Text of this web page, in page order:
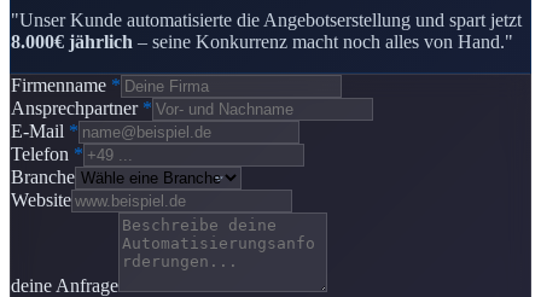
"Unser Kunde automatisierte die Angebotserstellung und spart jetzt
8.000€ jährlich – seine Konkurrenz macht noch alles von Hand."
Firmenname *
Ansprechpartner *
E-Mail *
Telefon *
Branche
Website
deine Anfrage